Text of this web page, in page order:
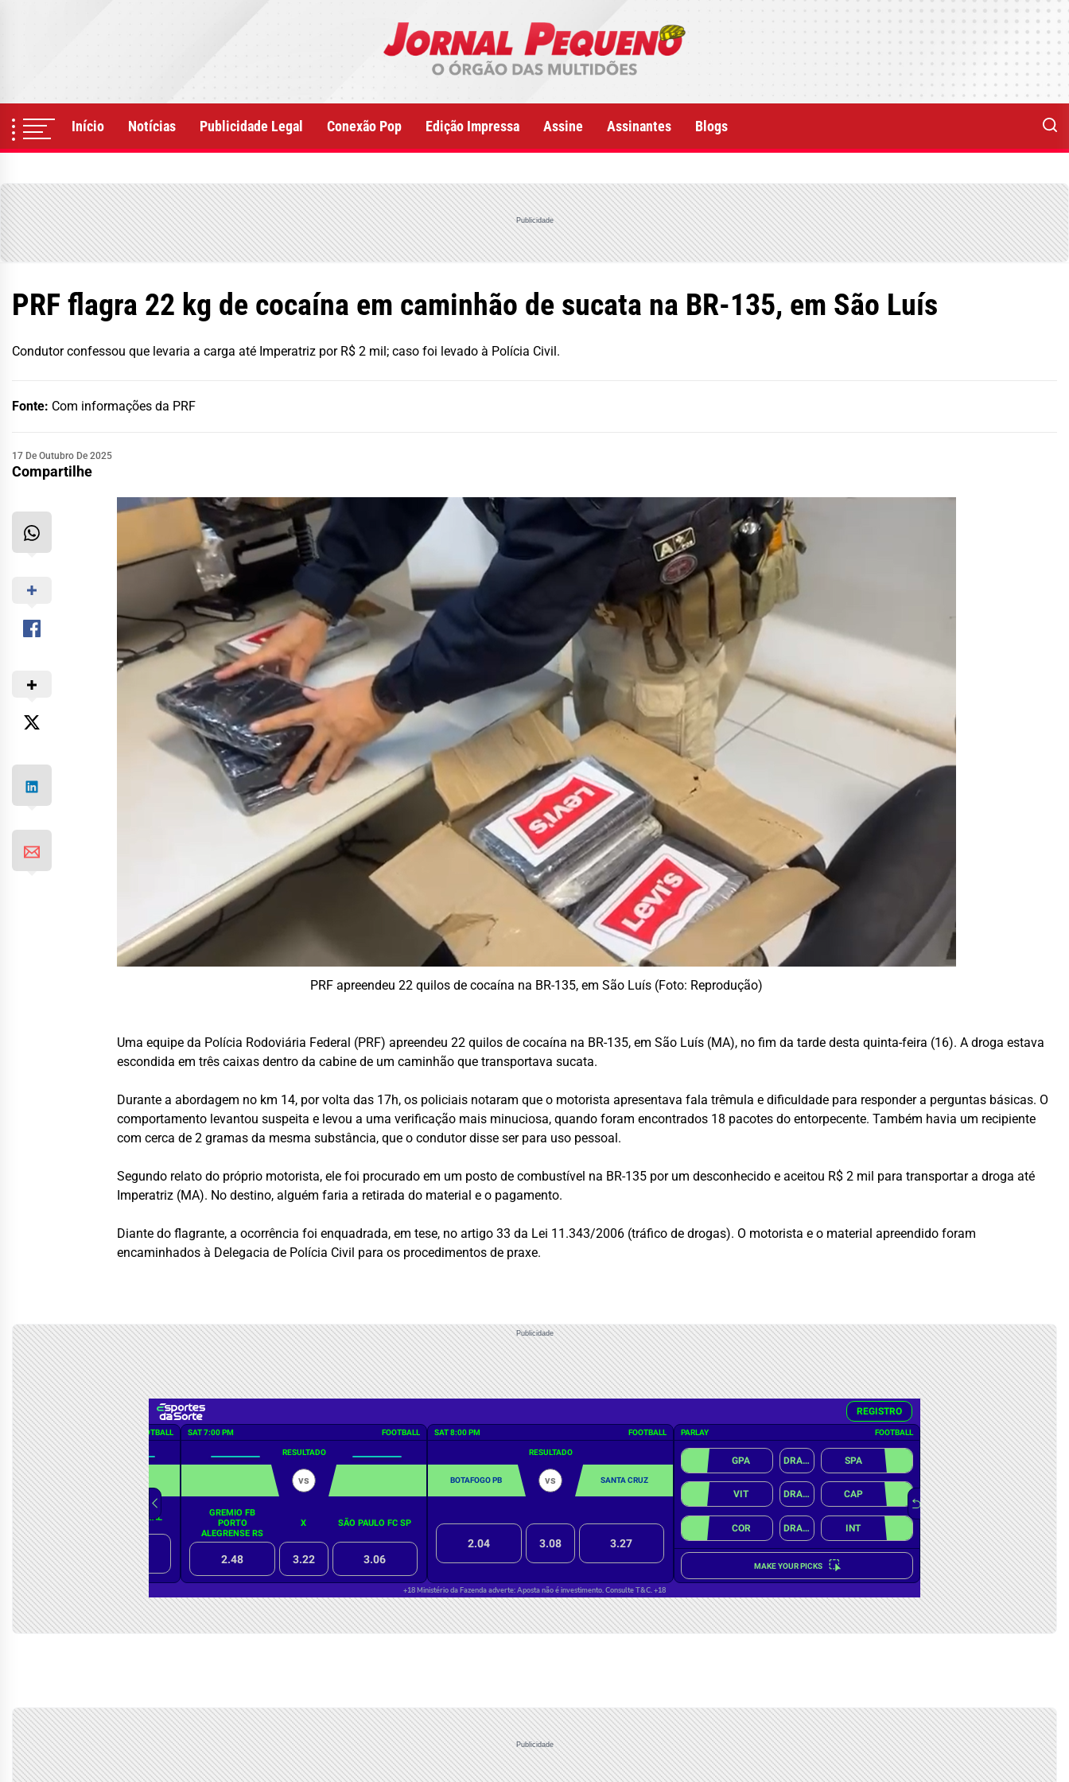
Início Notícias Publicidade Legal Conexão Pop Edição Impressa Assine Assinantes Blogs
Publicidade
PRF flagra 22 kg de cocaína em caminhão de sucata na BR-135, em São Luís
Condutor confessou que levaria a carga até Imperatriz por R$ 2 mil; caso foi levado à Polícia Civil.
Fonte: Com informações da PRF
17 De Outubro De 2025
Compartilhe
PRF apreendeu 22 quilos de cocaína na BR-135, em São Luís (Foto: Reprodução)
Uma equipe da Polícia Rodoviária Federal (PRF) apreendeu 22 quilos de cocaína na BR-135, em São Luís (MA), no fim da tarde desta quinta-feira (16). A droga estava
escondida em três caixas dentro da cabine de um caminhão que transportava sucata.
Durante a abordagem no km 14, por volta das 17h, os policiais notaram que o motorista apresentava fala trêmula e dificuldade para responder a perguntas básicas. O
comportamento levantou suspeita e levou a uma verificação mais minuciosa, quando foram encontrados 18 pacotes do entorpecente. Também havia um recipiente
com cerca de 2 gramas da mesma substância, que o condutor disse ser para uso pessoal.
Segundo relato do próprio motorista, ele foi procurado em um posto de combustível na BR-135 por um desconhecido e aceitou R$ 2 mil para transportar a droga até
Imperatriz (MA). No destino, alguém faria a retirada do material e o pagamento.
Diante do flagrante, a ocorrência foi enquadrada, em tese, no artigo 33 da Lei 11.343/2006 (tráfico de drogas). O motorista e o material apreendido foram
encaminhados à Delegacia de Polícia Civil para os procedimentos de praxe.
Publicidade
Publicidade